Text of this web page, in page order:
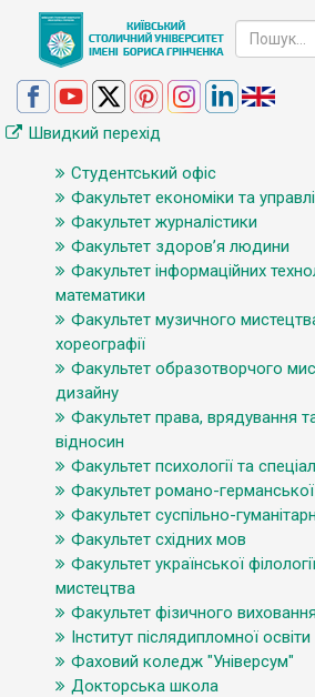
Швидкий перехід
Студентський офіс
Факультет економіки та
Факультет журналістики
Факультет здоров’я людини
Факультет інформаційних
математики
Факультет музичного
хореографії
Факультет образотворчого
дизайну
Факультет права, врядування
відносин
Факультет психології та
Факультет романо-германської
Факультет суспільно-
Факультет східних мов
Факультет української
мистецтва
Факультет фізичного
Інститут післядипломної освіти
Фаховий коледж "Універсум"
Докторська школа